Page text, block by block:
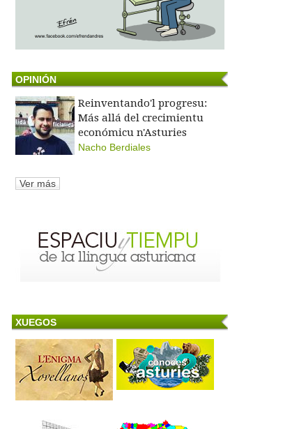
OPINIÓN
Reinventando'l progresu:
Más allá del crecimientu
económicu n'Asturies
Nacho Berdiales
Ver más
XUEGOS